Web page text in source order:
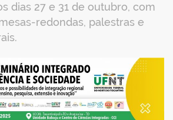
dias 27 e 31 de outubro, com
redondas, palestras e